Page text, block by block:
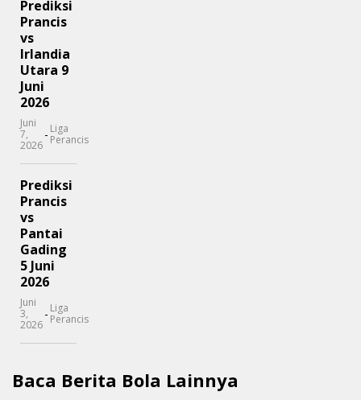
Prediksi
Prancis
vs
Irlandia
Utara 9
Juni
2026
Juni
7,
2026
- Liga
Perancis
Prediksi
Prancis
vs
Pantai
Gading
5 Juni
2026
Juni
3,
2026
- Liga
Perancis
Baca Berita Bola Lainnya